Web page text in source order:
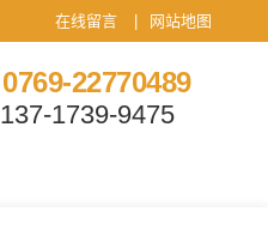
在线留言 网站地图
0769-22770489
137-1739-9475